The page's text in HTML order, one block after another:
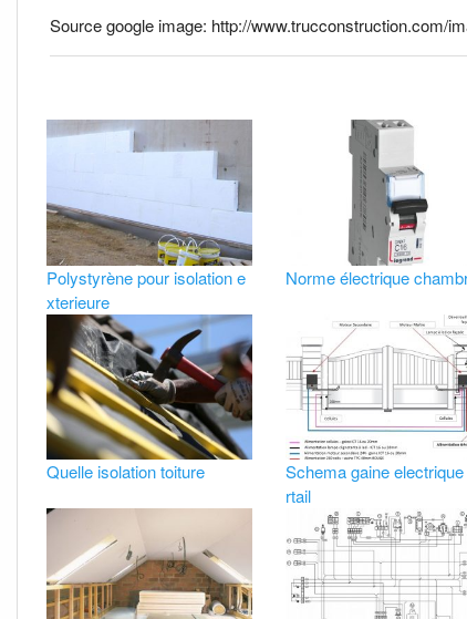
Source google image: http://www.trucconstruction.com/
Polystyrène pour isolation e
xterieure
Norme électrique
Quelle isolation toiture
Schema gaine
rtail